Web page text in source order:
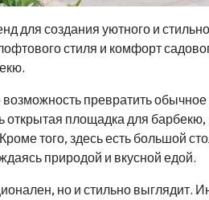
для создания уютного и
стиля и комфорт
превратить
открытая площадка для
того, здесь есть большой
природой и вкусной едой.
но и стильно выглядит.